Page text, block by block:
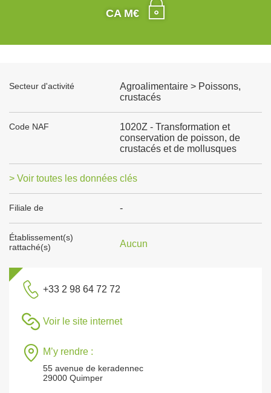
CA M€
Secteur d'activité
Agroalimentaire > Poissons,
crustacés
Code NAF
1020Z - Transformation et
conservation de poisson, de
crustacés et de mollusques
> Voir toutes les données clés
Filiale de -
Établissement(s)
rattaché(s)
Aucun
+33 2 98 64 72 72
Voir le site internet
M’y rendre :
55 avenue de keradennec
29000 Quimper